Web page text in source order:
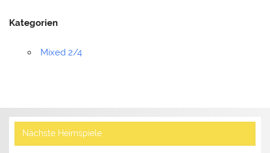
Kategorien
Mixed 2/4
Nächste Heimspiele